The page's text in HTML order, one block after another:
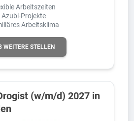
Arbeitszeiten
Azubi-Projekte
Arbeitsklima
WEITERE STELLEN
(w/m/d) 2027 in